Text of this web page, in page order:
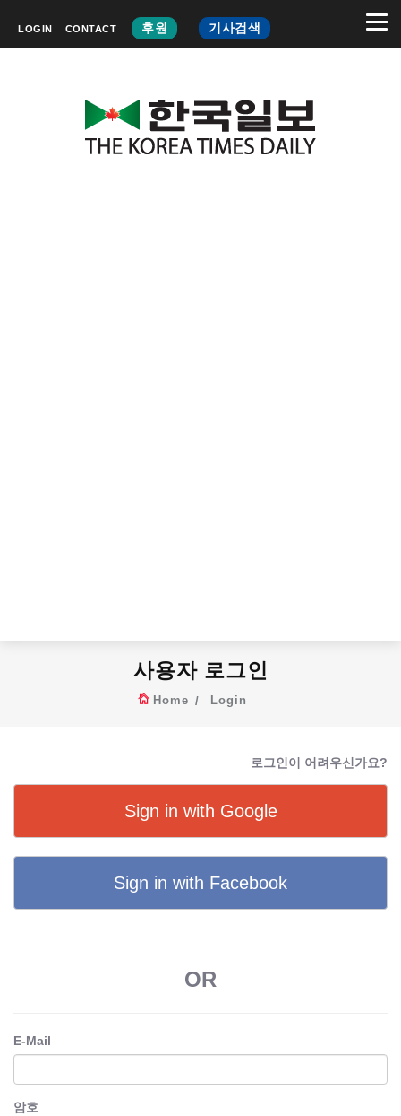
LOGIN CONTACT 후원 기사검색
사용자 로그인
Home Login
로그인이 어려우신가요?
Sign in with Google
Sign in with Facebook
OR
E-Mail
암호